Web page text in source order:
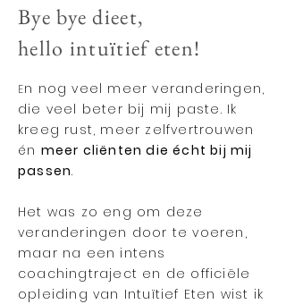
Bye bye dieet,
hello intuïtief eten!
En nog veel meer veranderingen,
die veel beter bij mij paste. Ik
kreeg rust, meer zelfvertrouwen
én meer cliënten die écht bij mij
passen.
Het was zo eng om deze
veranderingen door te voeren,
maar na een intens
coachingtraject en de officiële
opleiding van Intuïtief Eten wist ik